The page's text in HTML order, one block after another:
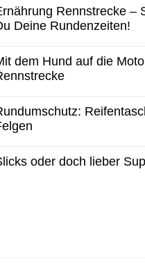
Rennstrecke –
Deine Rundenzeiten!
dem Hund auf die
oder doch lieber